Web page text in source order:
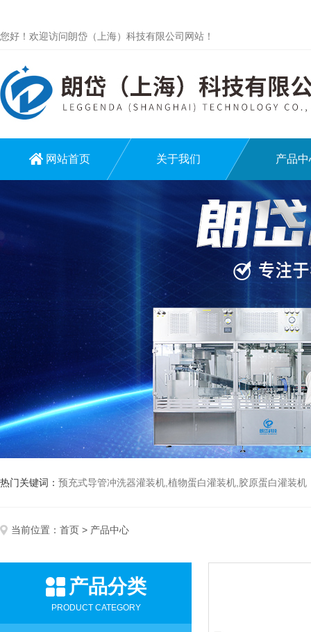
您好！欢迎访问朗岱（上海）科技有限公司网站！
网站首页 关于我们 产品中
热门关键词： 预充式导管冲洗器灌装机,植物蛋白灌装机,胶原蛋白灌装机
当前位置： 首页 > 产品中心
产品分类
PRODUCT CATEGORY